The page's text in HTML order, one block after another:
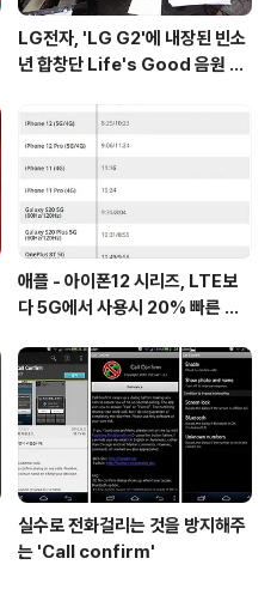
LG전자, 'LG G2'에 내장된 빈소
년 합창단 Life's Good 음원 공
애플 - 아이폰12 시리즈, LTE보
다 5G에서 사용시 20% 빠른 배
실수로 전화걸리는 것을 방지해주
는 'Call confirm'